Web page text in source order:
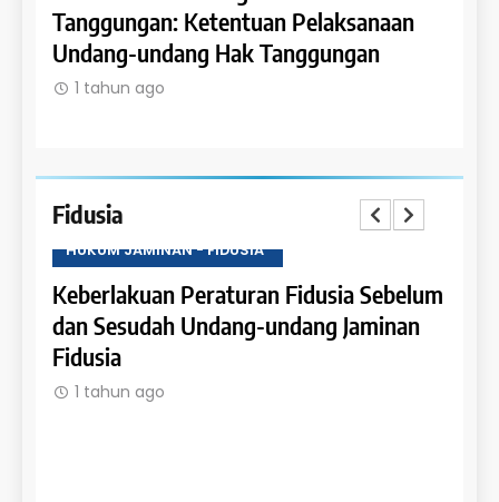
Tanggungan: Ketentuan Pelaksanaan
Undang-undang Hak Tanggungan
1 tahun ago
Fidusia
HUKUM JAMINAN - FIDUSIA
Keberlakuan Peraturan Fidusia Sebelum
dan Sesudah Undang-undang Jaminan
Fidusia
1 tahun ago